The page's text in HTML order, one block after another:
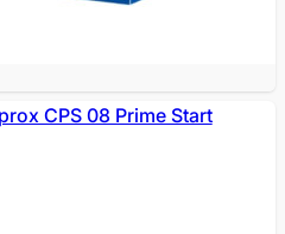
CPS 08 Prime Start